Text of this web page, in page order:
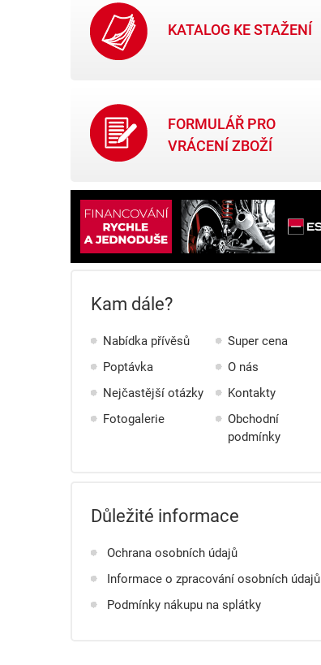
KATALOG KE STAŽENÍ
FORMULÁŘ PRO
VRÁCENÍ ZBOŽÍ
Kam dále?
Nabídka přívěsů
Super cena
Poptávka
O nás
Nejčastější otázky
Kontakty
Fotogalerie
Obchodní
podmínky
Důležité informace
Ochrana osobních údajů
Informace o zpracování osobních údajů
Podmínky nákupu na splátky